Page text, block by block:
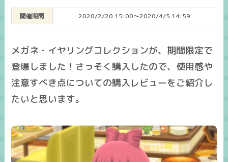
開催期間 2020/2/20 15:00～2020/4/5 14:59
メガネ・イヤリングコレクションが、期間限定で
登場しました！さっそく購入したので、使用感や
注意すべき点についての購入レビューをご紹介し
たいと思います。